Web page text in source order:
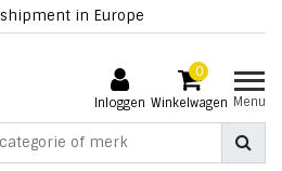
in Europe
Inloggen
0
Winkelwagen Menu